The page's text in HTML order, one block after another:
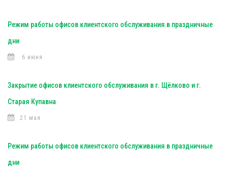
Режим работы офисов клиентского обслуживания в праздничные
дни
6 июня
Закрытие офисов клиентского обслуживания в г. Щёлково и г.
Старая Купавна
21 мая
Режим работы офисов клиентского обслуживания в праздничные
дни